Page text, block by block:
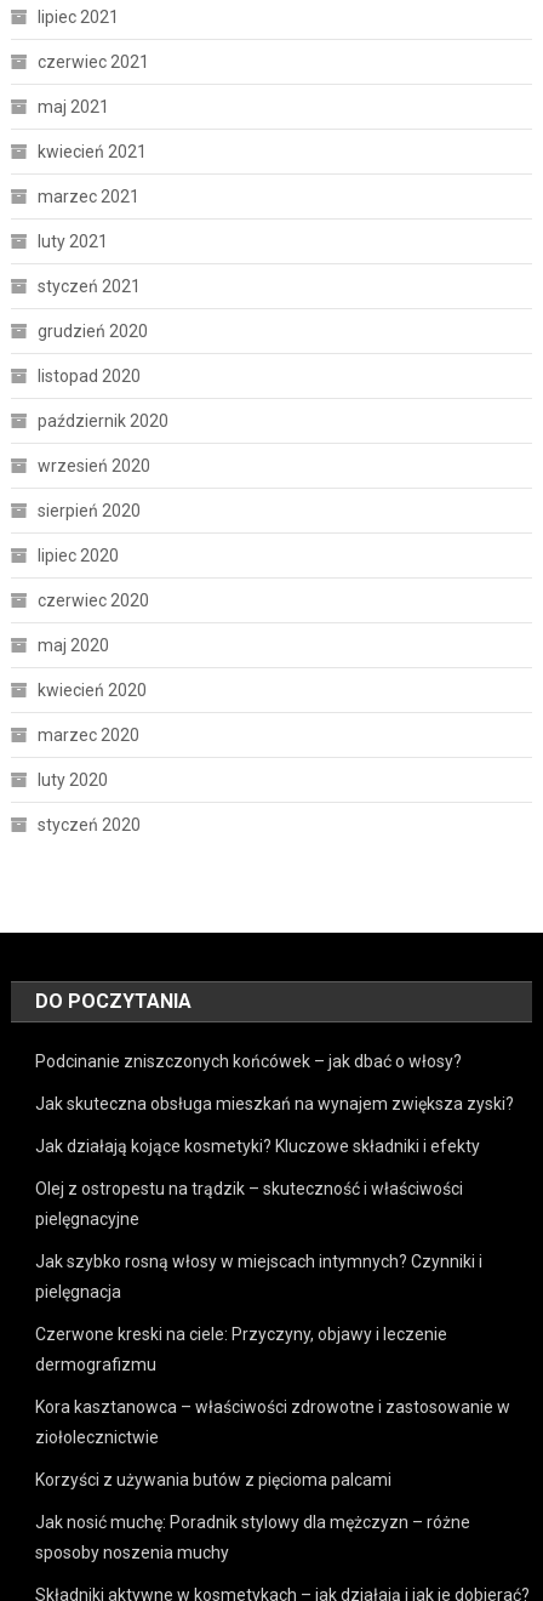
lipiec 2021
czerwiec 2021
maj 2021
kwiecień 2021
marzec 2021
luty 2021
styczeń 2021
grudzień 2020
listopad 2020
październik 2020
wrzesień 2020
sierpień 2020
lipiec 2020
czerwiec 2020
maj 2020
kwiecień 2020
marzec 2020
luty 2020
styczeń 2020
DO POCZYTANIA
Podcinanie zniszczonych końcówek – jak dbać o włosy?
Jak skuteczna obsługa mieszkań na wynajem zwiększa zyski?
Jak działają kojące kosmetyki? Kluczowe składniki i efekty
Olej z ostropestu na trądzik – skuteczność i właściwości
pielęgnacyjne
Jak szybko rosną włosy w miejscach intymnych? Czynniki i
pielęgnacja
Czerwone kreski na ciele: Przyczyny, objawy i leczenie
dermografizmu
Kora kasztanowca – właściwości zdrowotne i zastosowanie w
ziołolecznictwie
Korzyści z używania butów z pięcioma palcami
Jak nosić muchę: Poradnik stylowy dla mężczyzn – różne
sposoby noszenia muchy
Składniki aktywne w kosmetykach – jak działają i jak je dobierać?